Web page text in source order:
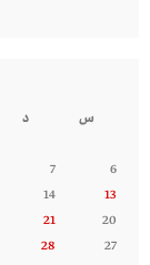
س
د
6
7
13
14
20
21
27
28